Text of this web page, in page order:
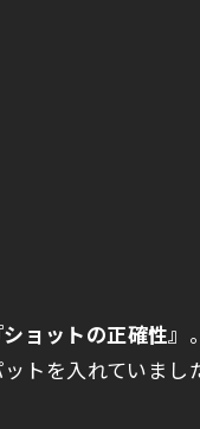
ショットの正確性』 。
トを入れていまし